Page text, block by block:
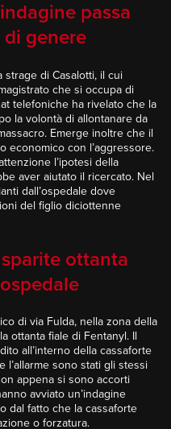
passa
di genere
strage di Casalotti, il cui
che si occupa di
telefoniche ha rivelato che la
la volontà di allontanare da
Emerge inoltre che il
economico con l’aggressore.
l’ipotesi della
aver aiutato il ricercato. Nel
dall’ospedale dove
del figlio diciottenne
ottanta
di via Fulda, nella zona della
ottanta fiale di Fentanyl. Il
all’interno della cassaforte
l’allarme sono stati gli stessi
appena si sono accorti
avviato un’indagine
dal fatto che la cassaforte
o forzatura.